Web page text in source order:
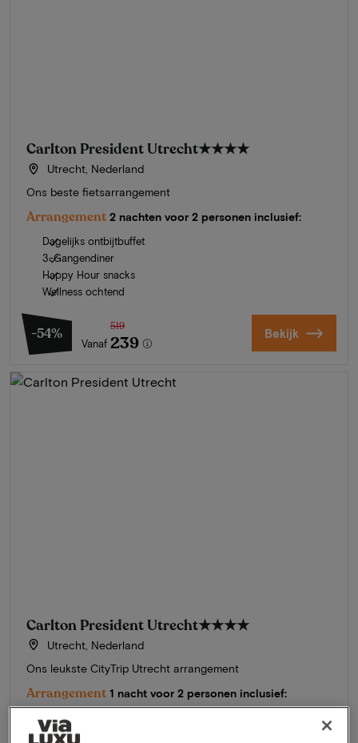
Carlton President Utrecht★★★★
Utrecht, Nederland
Ons beste fietsarrangement
Arrangement 2 nachten voor 2 personen inclusief:
Dagelijks ontbijtbuffet
3-Gangendiner
Happy Hour snacks
Wellness ochtend
-54%
Vanaf
519
239 Bekijk
Carlton President Utrecht★★★★
Utrecht, Nederland
Ons leukste CityTrip Utrecht arrangement
Arrangement 1 nacht voor 2 personen inclusief:
Uitgebreid ontbijtbuffet
3-Gangendiner